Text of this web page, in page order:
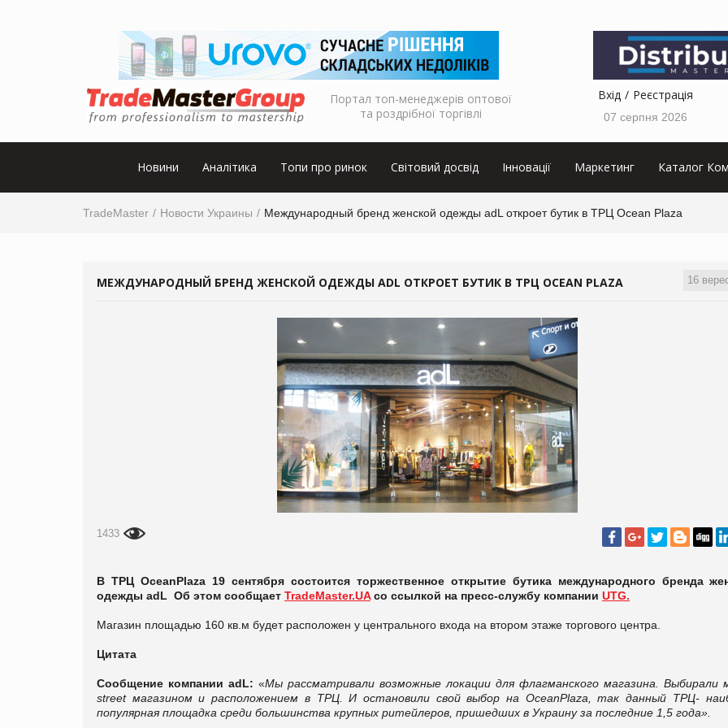
Портал топ-менеджерів оптової
та роздрібної торгівлі
Вхід Реєстрація
07 серпня 2026
Новини Аналітика Топи про ринок Світовий досвід Інновації Маркетинг Каталог
TradeMaster Новости Украины Международный бренд женской одежды adL откроет бутик в ТРЦ Ocean Plaza
16
МЕЖДУНАРОДНЫЙ БРЕНД ЖЕНСКОЙ ОДЕЖДЫ ADL ОТКРОЕТ БУТИК В ТРЦ OCEAN PLAZA
1433
В ТРЦ OceanPlaza 19 сентября состоится торжественное открытие бутика международного бренда
одежды adL Об этом сообщает TradeMaster.UAсо ссылкой на пресс-службу компании UTG.
Магазин площадью 160 кв.м будет расположен у центрального входа на втором этаже торгового центра.
Цитата
Сообщение компании adL: «Мы рассматривали возможные локации для флагманского магазина. Выбирали
street магазином и расположением в ТРЦ. И остановили свой выбор на OceanPlaza, так данный ТРЦ-
популярная площадка среди большинства крупных ритейлеров, пришедших в Украину за последние 1,5 года»